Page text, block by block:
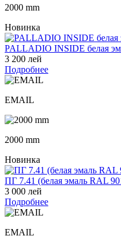
2000 mm
Новинка
PALLADIO INSIDE белая
3 200 лей
Подробнее
EMAIL
2000 mm
Новинка
ПГ 7.41 (белая эмаль RAL
3 000 лей
Подробнее
EMAIL